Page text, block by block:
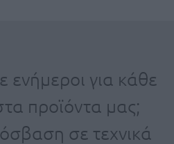
ενήμεροι για κάθε
προϊόντα μας;
σε τεχνικά